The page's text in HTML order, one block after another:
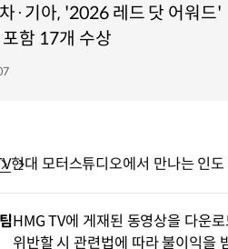
·기아, '2026 레드 닷 어워드'
함 17개 수상
현대 모터스튜디오에서 만나는 인
HMG TV에 게재된 동영상을 다운
위반할 시 관련법에 따라 불이익을